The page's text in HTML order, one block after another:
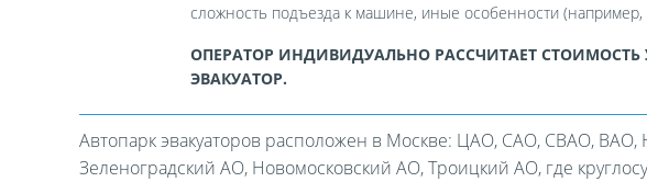
сложность подъезда к машине, иные особенности
ОПЕРАТОР ИНДИВИДУАЛЬНО РАССЧИТАЕТ
ЭВАКУАТОР.
Автопарк эвакуаторов расположен в Москве: ЦАО, САО, СВАО,
Зеленоградский АО, Новомосковский АО, Троицкий АО, где